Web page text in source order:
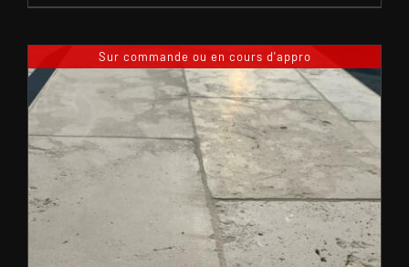
Sur commande ou en cours d'appro